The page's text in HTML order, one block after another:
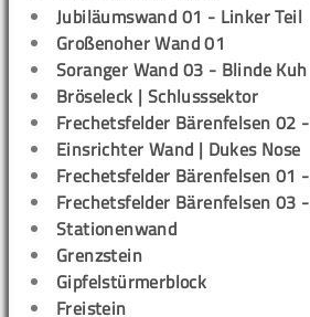
Jubiläumswand 01 - Linker Teil
Großenoher Wand 01
Soranger Wand 03 - Blinde Kuh
Bröseleck | Schlusssektor
Frechetsfelder Bärenfelsen 02
Einsrichter Wand | Dukes Nose
Frechetsfelder Bärenfelsen 01
Frechetsfelder Bärenfelsen 03
Stationenwand
Grenzstein
Gipfelstürmerblock
Freistein